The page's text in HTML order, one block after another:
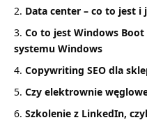
Data center – co to jest i
Co to jest Windows
systemu Windows
Copywriting SEO dla
Czy elektrownie
Szkolenie z LinkedIn,